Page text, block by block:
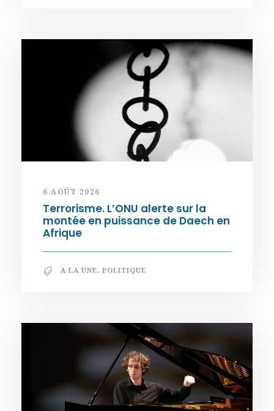
6 AOÛT 2026
Terrorisme. L’ONU alerte sur la
montée en puissance de Daech en
Afrique
A LA UNE, POLITIQUE